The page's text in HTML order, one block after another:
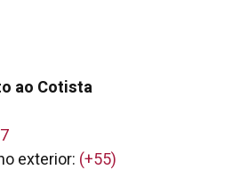
ao Cotista
exterior: (+55)